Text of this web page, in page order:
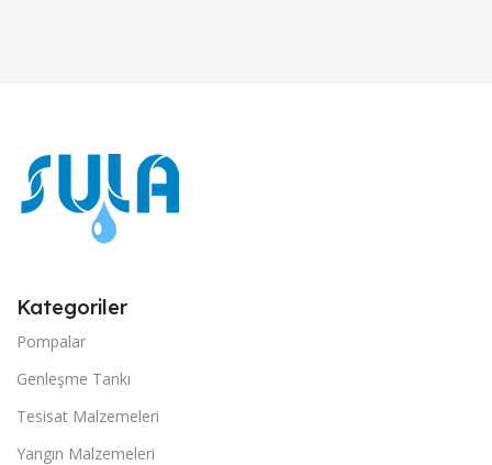
Kategoriler
Pompalar
Genleşme Tankı
Tesisat Malzemeleri
Yangın Malzemeleri